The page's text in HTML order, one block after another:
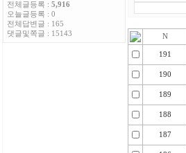
전체글등록 : 5,916
오늘글등록 : 0
전체답변글 : 165
댓글및쪽글 : 15143
N
191
190
189
188
187